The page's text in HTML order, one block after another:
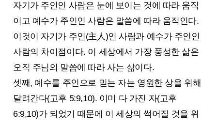
자기가 주인인 사람은 눈에 보이는 것에 따라 움직
이고 예수가 주인인 사람은 말씀에 따라 움직인다.
이것이 자기가 주인(主人)인 사람과 예수가 주인인
사람의 차이점이다. 이 세상에서 가장 풍성한 삶은
오직 주님의 말씀에 따라 사는 삶이다.
셋째, 예수를 주인으로 믿는 자는 영원한 상을 위해
달려간다(고후 5:9,10). 이미 다 가진 자(고후
6:9,10)가 되었기 때문에 이 세상의 썩어질 것을 위